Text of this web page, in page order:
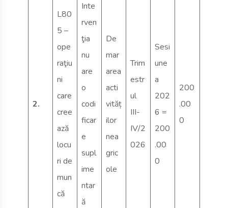
2.
L80
5 –
ope
raţiu
ni
care
cree
ază
locu
ri de
mun
că
Inte
rven
ţia
nu
are
o
codi
ficar
e
supl
ime
ntar
ă
De
mar
area
acti
vităț
ilor
nea
gric
ole
Trim
estr
ul
III-
IV/2
026
Sesi
une
a
202
6 =
200
.00
0
200
.00
0